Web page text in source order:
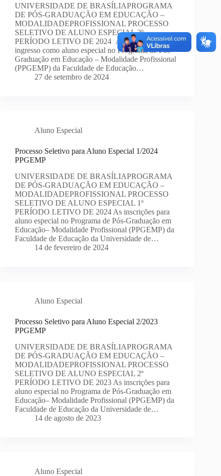
UNIVERSIDADE DE BRASÍLIAPROGRAMA
DE PÓS-GRADUAÇÃO EM EDUCAÇÃO –
MODALIDADEPROFISSIONAL PROCESSO
SELETIVO DE ALUNO ESPECIAL 2º
PERÍODO LETIVO DE 2024 As inscrições para
ingresso como aluno especial no Programa de Pós-
Graduação em Educação – Modalidade Profissional
(PPGEMP) da Faculdade de Educação…
27 de setembro de 2024
Aluno Especial
Processo Seletivo para Aluno Especial 1/2024
PPGEMP
UNIVERSIDADE DE BRASÍLIAPROGRAMA
DE PÓS-GRADUAÇÃO EM EDUCAÇÃO –
MODALIDADEPROFISSIONAL PROCESSO
SELETIVO DE ALUNO ESPECIAL 1º
PERÍODO LETIVO DE 2024 As inscrições para
aluno especial no Programa de Pós-Graduação em
Educação– Modalidade Profissional (PPGEMP) da
Faculdade de Educação da Universidade de…
14 de fevereiro de 2024
Aluno Especial
Processo Seletivo para Aluno Especial 2/2023
PPGEMP
UNIVERSIDADE DE BRASÍLIAPROGRAMA
DE PÓS-GRADUAÇÃO EM EDUCAÇÃO –
MODALIDADEPROFISSIONAL PROCESSO
SELETIVO DE ALUNO ESPECIAL 2º
PERÍODO LETIVO DE 2023 As inscrições para
aluno especial no Programa de Pós-Graduação em
Educação– Modalidade Profissional (PPGEMP) da
Faculdade de Educação da Universidade de…
14 de agosto de 2023
Aluno Especial